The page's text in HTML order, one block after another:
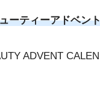
ーティーアドベン
ADVENT